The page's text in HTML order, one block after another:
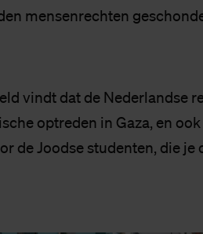
mensenrechten
vindt dat de Nederlandse
optreden in Gaza, en
de Joodse studenten, die je